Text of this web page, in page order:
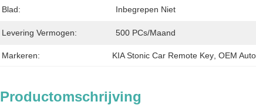
Blad: Inbegrepen Niet
Levering Vermogen: 500 PCs/maand
Markeren: KIA Stonic Car Remote Key , OEM
Productomschrijving